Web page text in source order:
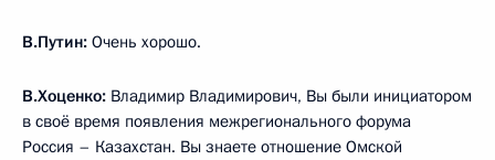
В.Путин: Очень хорошо.
В.Хоценко: Владимир Владимирович, Вы были инициатором
в своё время появления межрегионального форума
Россия – Казахстан. Вы знаете отношение Омской